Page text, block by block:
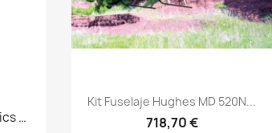
incl. electric mechanics
(6)
Vista rápida
Kit Fuselaje Hughes MD 520N...
718,70 €